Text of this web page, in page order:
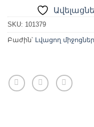
SKU: 101379
Բաժին՝ Լվացող միջոցներ